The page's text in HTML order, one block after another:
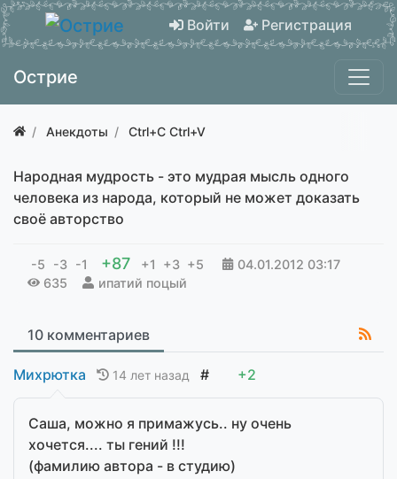
Войти Регистрация
Острие
Анекдоты Ctrl+C Ctrl+V
Hародная мудрость - это мудрая мысль одного
человека из народа, который не может доказать
своё авторство
-5 -3 -1 +87 +1 +3 +5 04.01.2012 03:17
635
ипатий поцый
10 комментариев
Михрютка 14 лет назад # +2
Саша, можно я примажусь.. ну очень
хочется.... ты гений !!!
(фамилию автора - в студию)